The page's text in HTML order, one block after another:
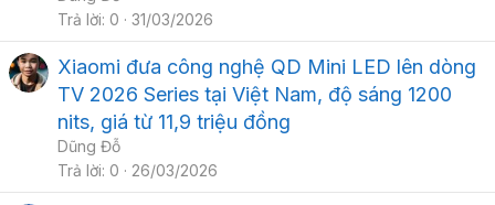
Trả lời 0 31/03/2026
Xiaomi đưa công nghệ QD Mini LED lên dòng
TV 2026 Series tại Việt Nam, độ sáng 1200
nits, giá từ 11,9 triệu đồng
Dũng Đỗ
Trả lời 0 26/03/2026